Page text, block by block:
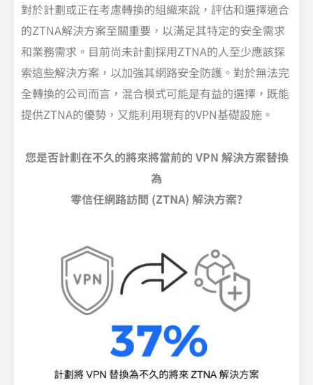
對於計劃或正在考慮轉換的組織來說，評估和選擇適合
的ZTNA解決方案至關重要，以滿足其特定的安全需求
和業務需求。目前尚未計劃採用ZTNA的人至少應該探
索這些解決方案，以加強其網路安全防護。對於無法完
全轉換的公司而言，混合模式可能是有益的選擇，既能
提供ZTNA的優勢，又能利用現有的VPN基礎設施。
您是否計劃在不久的將來將當前的 VPN 解決方案替換
為
零信任網路訪問 (ZTNA) 解決方案?